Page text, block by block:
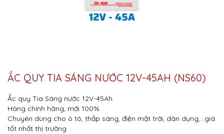
ẮC QUY TIA SÁNG NƯỚC 12V-45AH (NS60)
Ắc quy Tia Sáng nước 12V-45Ah
Hàng chính hãng, mới 100%
Chuyên dùng cho ô tô, thắp sáng, điện mặt trời, dân dụng,…giá
tốt nhất thị trường